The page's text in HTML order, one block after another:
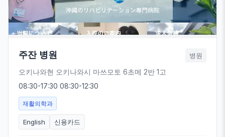
주잔 병원 병원
오키나와현 오키나와시 마쓰모토 6초메 2반 1고
08:30-17:30 08:30-12:30
재활의학과
English 신용카드